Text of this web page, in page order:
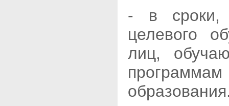
- в сроки,
целевого
лиц,
программам